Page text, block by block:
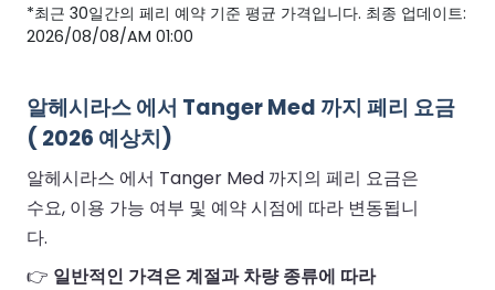
*최근 30일간의 페리 예약 기준 평균 가격입니다. 최종 업데이트:
2026/08/08/AM 01:00
알헤시라스 에서 Tanger Med 까지 페리 요금
( 2026 예상치)
알헤시라스 에서 Tanger Med 까지의 페리 요금은
수요, 이용 가능 여부 및 예약 시점에 따라 변동됩니
다.
👉 일반적인 가격은 계절과 차량 종류에 따라